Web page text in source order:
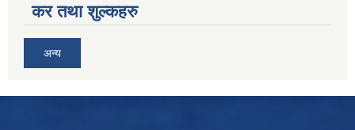
कर तथा शुल्कहरु
अन्य